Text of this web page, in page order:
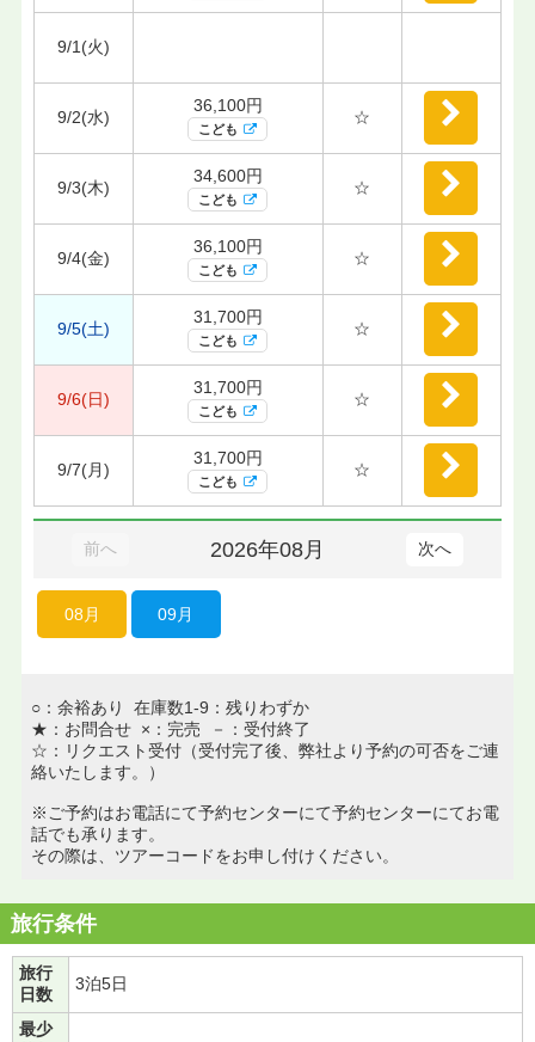
9/1(火)
9/2(水)
36,100円
こども
☆
9/3(木)
34,600円
こども
☆
9/4(金)
36,100円
こども
☆
9/5(土)
31,700円
こども
☆
9/6(日)
31,700円
こども
☆
9/7(月)
31,700円
こども
☆
前へ 2026年08月 次へ
08月 09月
○：余裕あり 在庫数1-9：残りわずか
★：お問合せ ×：完売 －：受付終了
☆：リクエスト受付（受付完了後、弊社より予約の可否をご連
絡いたします。）
※ご予約はお電話にて予約センターにて予約センターにてお電
話でも承ります。
その際は、ツアーコードをお申し付けください。
旅行条件
旅行
日数
3泊5日
最少